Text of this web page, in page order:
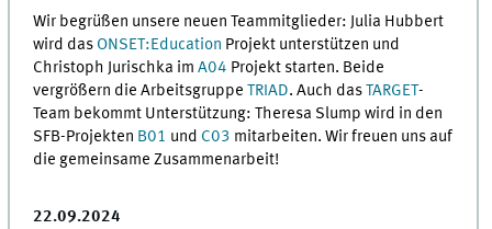
Wir begrüßen unsere neuen Teammitglieder: Julia Hubbert
wird das ONSET:Education Projekt unterstützen und
Christoph Jurischka imA04 Projekt starten. Beide
vergrößern die ArbeitsgruppeTRIAD. Auch dasTARGET-
Team bekommt Unterstützung: Theresa Slump wird in den
SFB-Projekten B01 und C03 mitarbeiten. Wir freuen uns auf
die gemeinsame Zusammenarbeit!
22.09.2024